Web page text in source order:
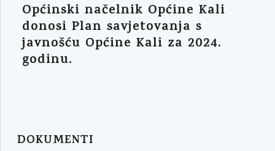
Općinski načelnik Općine Kali
donosi Plan savjetovanja s
javnošću Općine Kali za 2024.
godinu.
DOKUMENTI